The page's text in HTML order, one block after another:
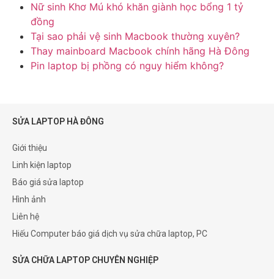
Nữ sinh Khơ Mú khó khăn giành học bổng 1 tỷ
đồng
Tại sao phải vệ sinh Macbook thường xuyên?
Thay mainboard Macbook chính hãng Hà Đông
Pin laptop bị phồng có nguy hiểm không?
SỬA LAPTOP HÀ ĐÔNG
Giới thiệu
Linh kiện laptop
Báo giá sửa laptop
Hình ảnh
Liên hệ
Hiếu Computer báo giá dịch vụ sửa chữa laptop, PC
SỬA CHỮA LAPTOP CHUYÊN NGHIỆP